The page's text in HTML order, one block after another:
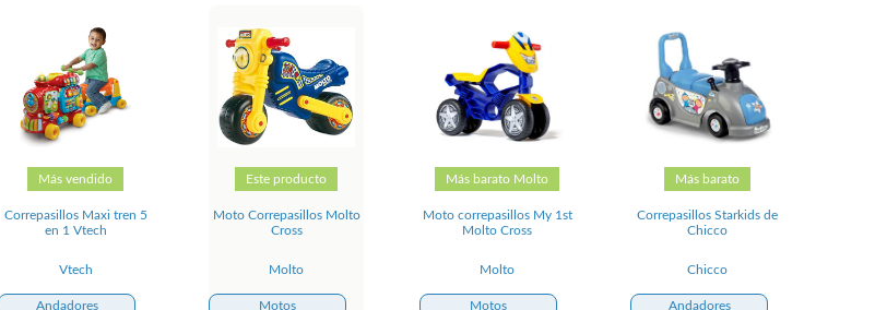
Más vendido
Correpasillos Maxi tren 5
en 1 Vtech
Vtech
Andadores
Este producto
Moto Correpasillos Molto
Cross
Molto
Motos
Más barato Molto
Moto correpasillos My 1st
Molto Cross
Molto
Motos
Más barato
Correpasillos Starkids de
Chicco
Chicco
Andadores